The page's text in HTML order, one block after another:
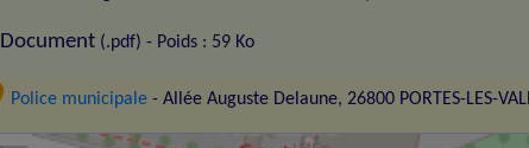
Document (.pdf) - Poids : 59 Ko
Police municipale - Allée Auguste Delaune, 26800 PORTES-LES-